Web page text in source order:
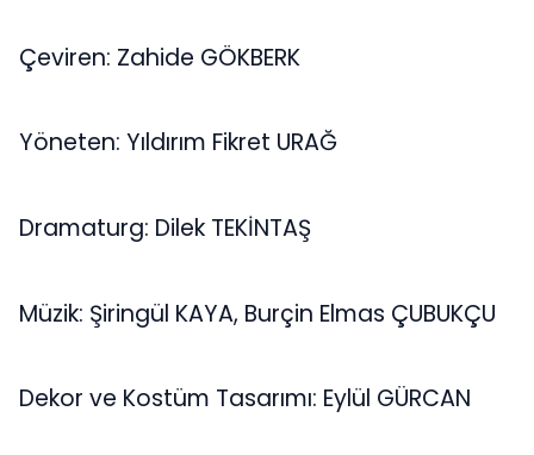
Çeviren: Zahide GÖKBERK
Yöneten: Yıldırım Fikret URAĞ
Dramaturg: Dilek TEKİNTAŞ
Müzik: Şiringül KAYA, Burçin Elmas ÇUBUKÇU
Dekor ve Kostüm Tasarımı: Eylül GÜRCAN